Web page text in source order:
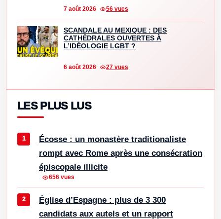
7 août 2026 56 vues
SCANDALE AU MEXIQUE : DES
CATHÉDRALES OUVERTES À
L’IDÉOLOGIE LGBT ?
6 août 2026 27 vues
LES PLUS LUS
Écosse : un monastère traditionaliste
rompt avec Rome après une consécration
épiscopale illicite
656 vues
Église d’Espagne : plus de 3 300
candidats aux autels et un rapport